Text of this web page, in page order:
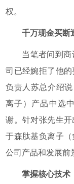
权。
千万现金买
当笔者问到
司已经婉拒了他
负责人苏总介绍
离子）产品中选
谢。针对张先生
于森肽基负离子
公司产品和发展
掌握核心技